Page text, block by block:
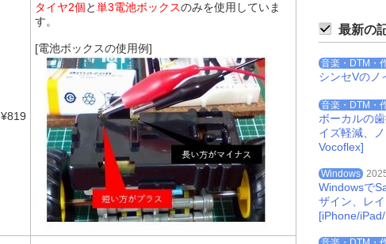
¥819
タイヤ2個と単3電池ボックスのみを使用していま
す。
[電池ボックスの使用例]
最新の
音楽・DTM・
シンセVのノ
音楽・DTM・
ボーカルの
イズ軽減、
Vocoflex]
Windows
Windowsで
ザイン、レ
[iPhone/